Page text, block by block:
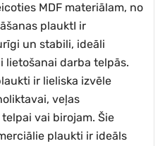
MDF materiālam, no
plauktI ir
un stabili, ideāli
lietošanai darba telpās.
ir lieliska izvēle
veļas
vai birojam. Šie
plaukti ir ideāls